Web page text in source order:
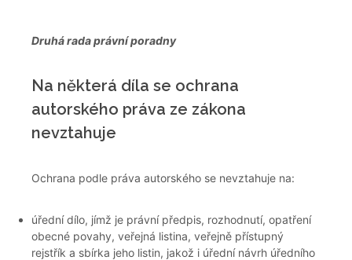
Druhá rada právní poradny
Na některá díla se ochrana
autorského práva ze zákona
nevztahuje
Ochrana podle práva autorského se nevztahuje na:
úřední dílo, jímž je právní předpis, rozhodnutí, opatření
obecné povahy, veřejná listina, veřejně přístupný
rejstřík a sbírka jeho listin, jakož i úřední návrh úředního